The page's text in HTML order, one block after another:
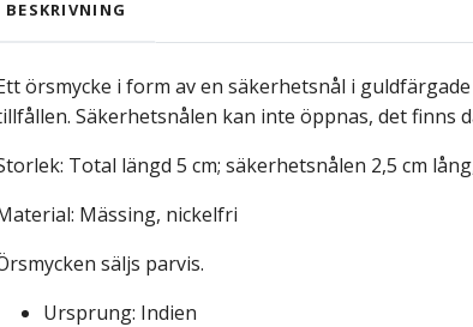
BESKRIVNING
örsmycke i form av en säkerhetsnål i
Säkerhetsnålen kan inte öppnas, det
Total längd 5 cm; säkerhetsnålen 2,5 cm
Mässing, nickelfri
säljs parvis.
Ursprung: Indien